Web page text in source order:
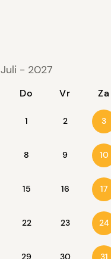
Juli - 2027
Do Vr Za
1 2 3
8 9 10
15 16 17
22 23 24
29 30 31